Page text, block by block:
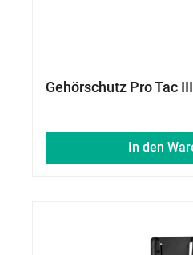
Gehörschutz Pro Tac
In den